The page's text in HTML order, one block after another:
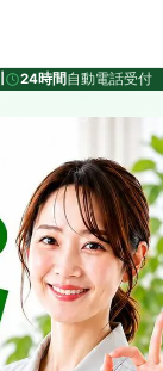
24時間自動電話受付